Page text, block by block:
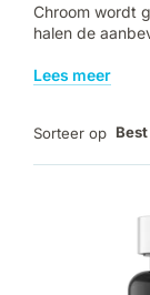
Chroom wordt
halen de
Lees meer
Sorteer op